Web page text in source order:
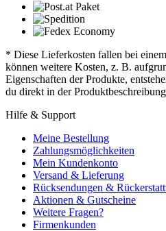
* Diese Lieferkosten fallen bei
können weitere Kosten, z. B.
Eigenschaften der Produkte,
du direkt in der
Hilfe & Support
Meine Bestellung
Zahlungsmöglichkeiten
Mein Kundenkonto
Versand & Lieferung
Rücksendungen &
Aktionen & Gutscheine
Weitere Fragen?
Firmenkunden